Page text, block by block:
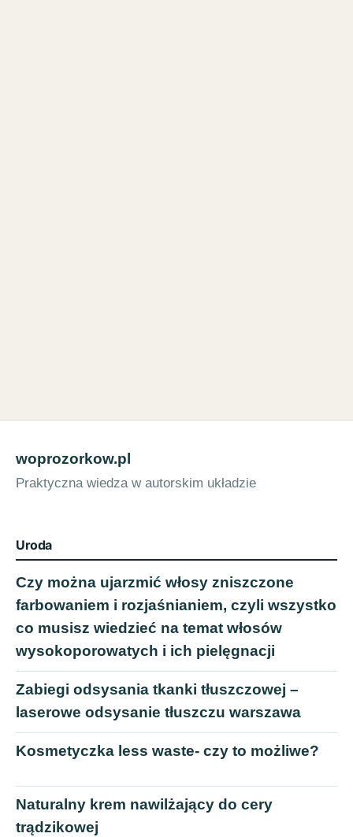
woprozorkow.pl
Praktyczna wiedza w autorskim układzie
Uroda
Czy można ujarzmić włosy zniszczone
farbowaniem i rozjaśnianiem, czyli wszystko
co musisz wiedzieć na temat włosów
wysokoporowatych i ich pielęgnacji
Zabiegi odsysania tkanki tłuszczowej –
laserowe odsysanie tłuszczu warszawa
Kosmetyczka less waste- czy to możliwe?
Naturalny krem nawilżający do cery
trądzikowej